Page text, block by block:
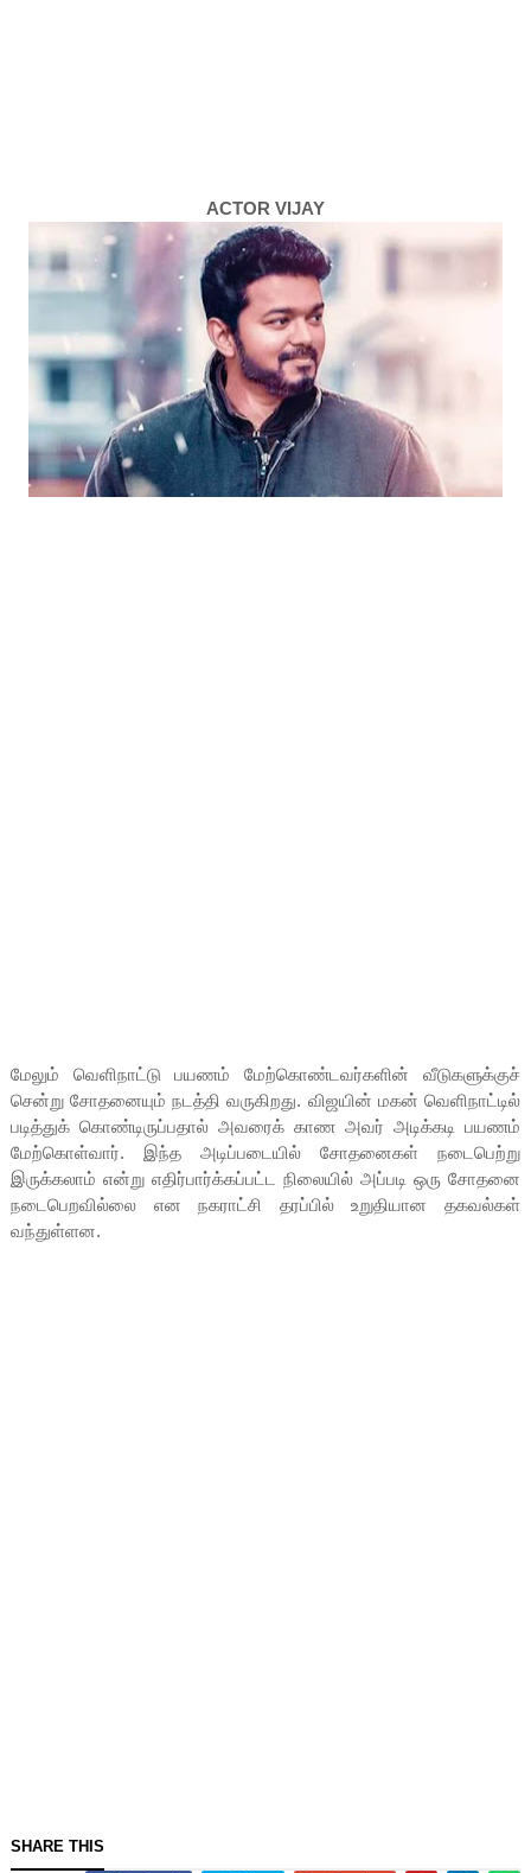
ACTOR VIJAY
மேலும் வெளிநாட்டு பயணம் மேற்கொண்டவர்களின் வீடுகளுக்குச்
சென்று சோதனையும் நடத்தி வருகிறது. விஜயின் மகன் வெளிநாட்டில்
படித்துக் கொண்டிருப்பதால் அவரைக் காண அவர் அடிக்கடி பயணம்
மேற்கொள்வார். இந்த அடிப்படையில் சோதனைகள் நடைபெற்று
இருக்கலாம் என்று எதிர்பார்க்கப்பட்ட நிலையில் அப்படி ஒரு சோதனை
நடைபெறவில்லை என நகராட்சி தரப்பில் உறுதியான தகவல்கள்
வந்துள்ளன.
SHARE THIS